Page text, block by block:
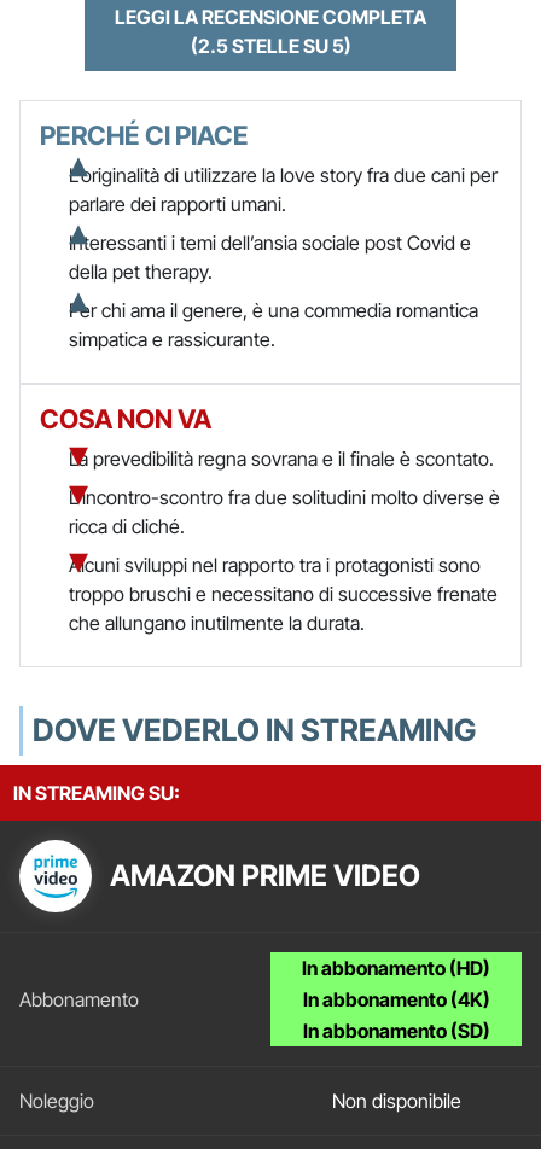
LEGGI LA RECENSIONE COMPLETA
(2.5 STELLE SU 5)
PERCHÉ CI PIACE
L’originalità di utilizzare la love story fra due cani per
parlare dei rapporti umani.
Interessanti i temi dell’ansia sociale post Covid e
della pet therapy.
Per chi ama il genere, è una commedia romantica
simpatica e rassicurante.
COSA NON VA
La prevedibilità regna sovrana e il finale è scontato.
L’incontro-scontro fra due solitudini molto diverse è
ricca di cliché.
Alcuni sviluppi nel rapporto tra i protagonisti sono
troppo bruschi e necessitano di successive frenate
che allungano inutilmente la durata.
DOVE VEDERLO IN STREAMING
IN STREAMING SU:
AMAZON PRIME VIDEO
In abbonamento (HD)
In abbonamento (4K)
In abbonamento (SD)
Non disponibile